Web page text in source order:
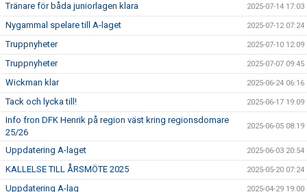
Tränare för båda juniorlagen klara 2025-07-14 17:03
Nygammal spelare till A-laget 2025-07-12 07:24
Truppnyheter 2025-07-10 12:09
Truppnyheter 2025-07-07 09:45
Wickman klar 2025-06-24 06:16
Tack och lycka till! 2025-06-17 19:09
Info fron DFK Henrik på region väst kring regionsdomare
25/26
2025-06-05 08:19
Uppdatering A-laget 2025-06-03 20:54
KALLELSE TILL ÅRSMÖTE 2025 2025-05-20 07:24
Uppdatering A-lag 2025-04-29 19:00